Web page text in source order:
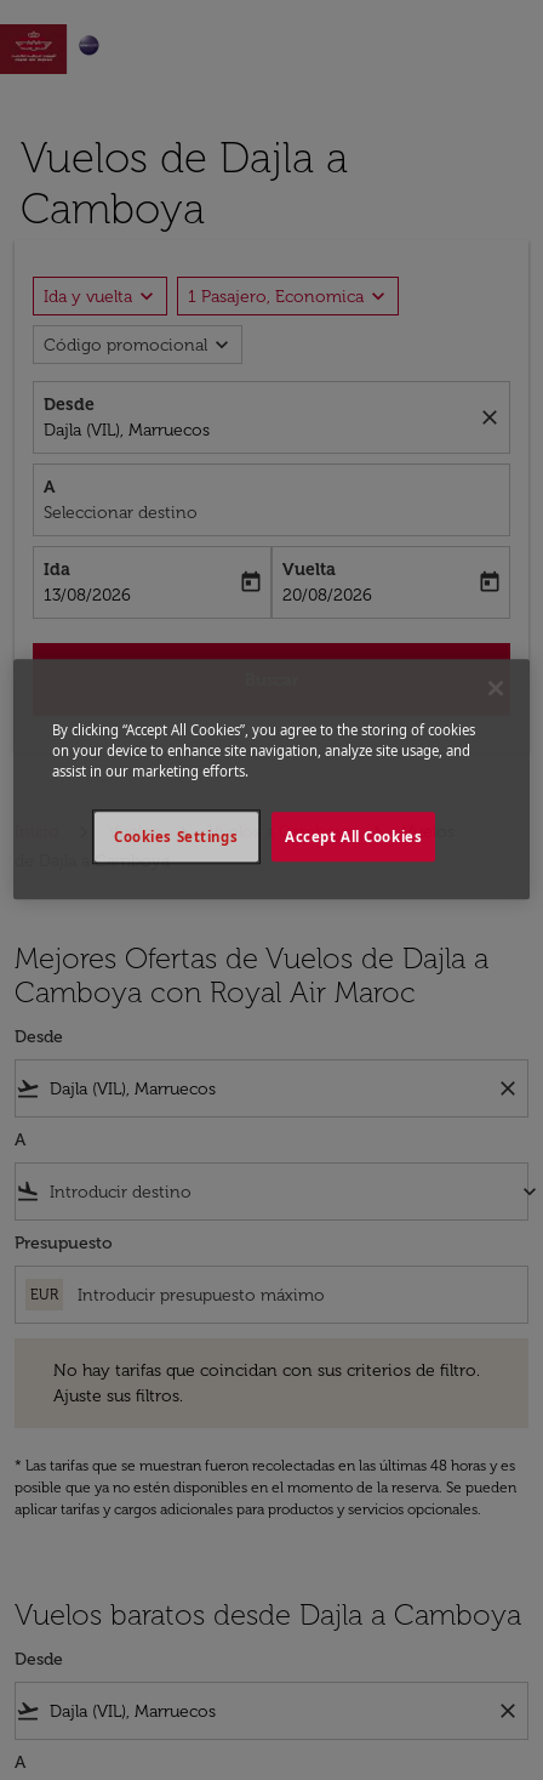

Vuelos de Dajla a
Camboya
Ida y vuelta expand_more 1 Pasajero, Economica expand_more
Código promocional expand_more
Desde
Dajla (VIL), Marruecos
close
A
Seleccionar destino
Ida
fc-booking-departure-date-aria-label
13/08/2026
today
Vuelta
fc-booking-return-date-aria-label
20/08/2026
today
Vuelos Vuelos a Camboya
Vuelos
de Dajla a Camboya
Mejores Ofertas de Vuelos de Dajla a
Camboya con Royal Air Maroc
Desde
flight_takeoff close
A
flight_land keyboard_arrow_down
Presupuesto
EUR
No hay tarifas que coincidan con sus criterios de filtro.
Ajuste sus filtros.
* Las tarifas que se muestran fueron recolectadas en las últimas 48 horas y es
posible que ya no estén disponibles en el momento de la reserva. Se pueden
aplicar tarifas y cargos adicionales para productos y servicios opcionales.
Vuelos baratos desde Dajla a Camboya
Desde
flight_takeoff close
A
By clicking “Accept All Cookies”, you agree to the storing of cookies
on your device to enhance site navigation, analyze site usage, and
assist in our marketing efforts.
Accept All Cookies
Cookies Settings